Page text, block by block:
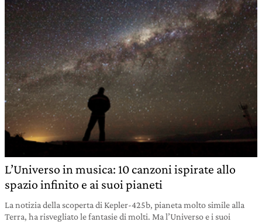
L’Universo in musica: 10 canzoni ispirate allo
spazio infinito e ai suoi pianeti
La notizia della scoperta di Kepler-425b, pianeta molto simile alla
Terra, ha risvegliato le fantasie di molti. Ma l’Universo e i suoi